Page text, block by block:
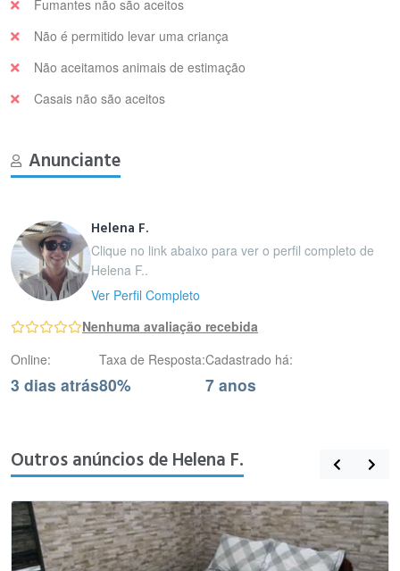
Fumantes não são aceitos
Não é permitido levar uma criança
Não aceitamos animais de estimação
Casais não são aceitos
Anunciante
Helena F.
Clique no link abaixo para ver o perfil completo de
Helena F..
Ver Perfil Completo
Nenhuma avaliação recebida
Online:
3 dias atrás
Taxa de Resposta:
80%
Cadastrado há:
7 anos
Outros anúncios de Helena F.